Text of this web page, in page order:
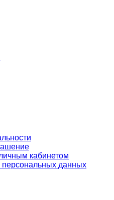
кабинетом
персональных данных